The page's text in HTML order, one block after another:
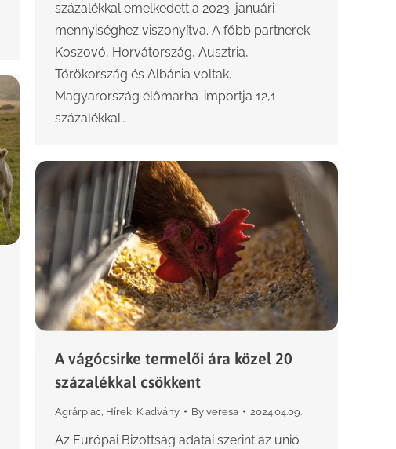
százalékkal emelkedett a 2023. januári
mennyiséghez viszonyítva. A főbb partnerek
Koszovó, Horvátország, Ausztria,
Törökország és Albánia voltak.
Magyarország élőmarha-importja 12,1
százalékkal…
A vágócsirke termelői ára közel 20
százalékkal csökkent
Agrárpiac Hírek Kiadvány By veresa 2024.04.09.
Az Európai Bizottság adatai szerint az unió